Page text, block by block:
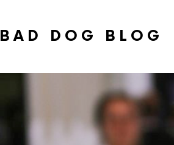
BAD DOG BLOG